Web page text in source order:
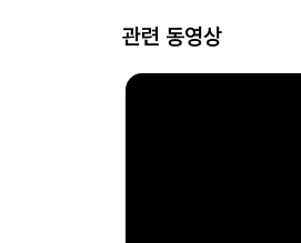
관련 동영상